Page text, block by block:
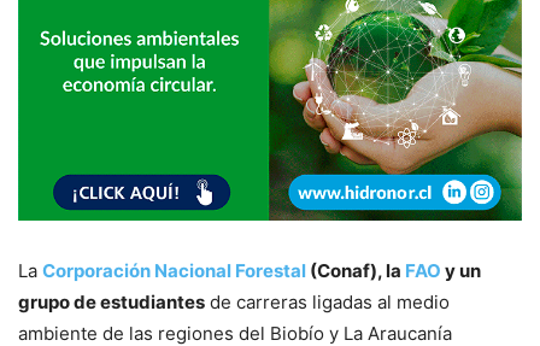
La Corporación Nacional Forestal (Conaf), la FAO y un
grupo de estudiantes de carreras ligadas al medio
ambiente de las regiones del Biobío y La Araucanía